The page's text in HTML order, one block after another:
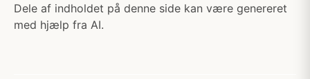
Dele af indholdet på denne side kan være genereret
med hjælp fra AI.